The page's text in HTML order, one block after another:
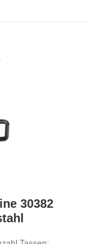
Sternen
30382